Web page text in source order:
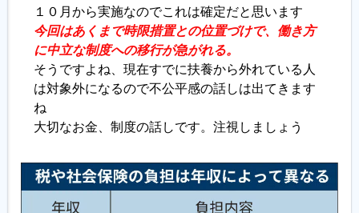
１０月から実施なのでこれは確定だと思います
今回はあくまで時限措置との位置づけで、働き方
に中立な制度への移行が急がれる。
そうですよね、現在すでに扶養から外れている人
は対象外になるので不公平感の話しは出てきます
ね
大切なお金、制度の話しです。注視しましょう